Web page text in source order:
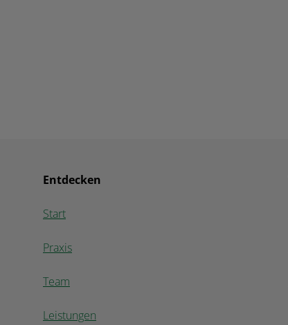
Entdecken
Start
Praxis
Team
Leistungen